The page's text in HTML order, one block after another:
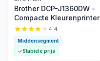
Brother DCP-J1360DW -
Compacte Kleurenprinter
4.4
Middensegment
Stabiele prijs